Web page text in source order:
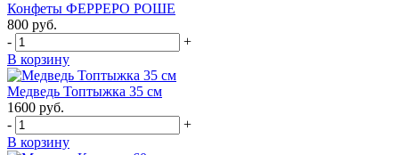
Конфеты ФЕРРЕРО РОШЕ
800 руб.
-
+
В корзину
Медведь Топтыжка 35 см
1600 руб.
-
+
В корзину